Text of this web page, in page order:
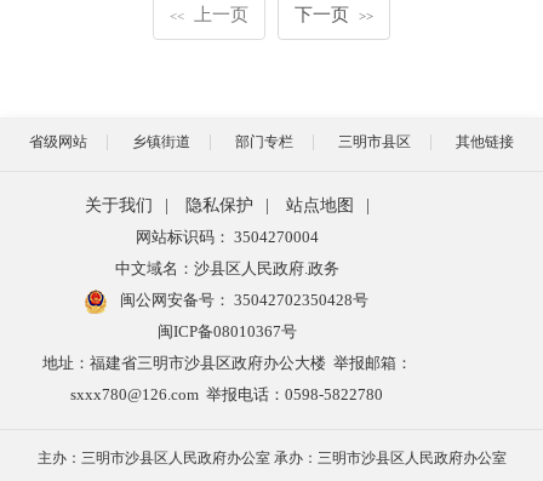
<< 上一页 下一页 >>
省级网站 乡镇街道 部门专栏 三明市县区 其他链接
关于我们 | 隐私保护 | 站点地图
|
网站标识码： 3504270004
中文域名：沙县区人民政府.政务
闽公网安备号： 35042702350428号
闽ICP备08010367号
地址：福建省三明市沙县区政府办公大楼 举报邮箱：
sxxx780@126.com 举报电话：0598-5822780
主办：三明市沙县区人民政府办公室 承办：三明市沙县区人民政府办公室